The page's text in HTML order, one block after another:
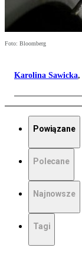
Foto: Bloomberg
Karolina Sawicka,
Powiązane
Polecane
Najnowsze
Tagi